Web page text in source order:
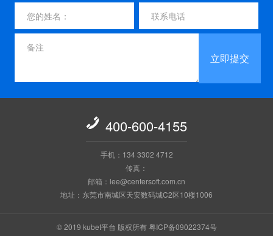
立即提交
 400-600-4155
手机：134 3302 4712
传真：
邮箱：lee@centersoft.com.cn
地址：东莞市南城区天安数码城C2区10楼1006
© 2019 kubet平台 版权所有粤ICP备09022374号